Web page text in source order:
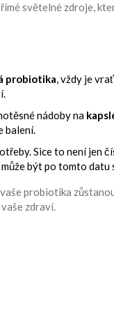
světelné zdroje,
probiotika, vždy je
nádoby na
balení.
Sice to není jen
být po tomto datu
probiotika
zdraví.